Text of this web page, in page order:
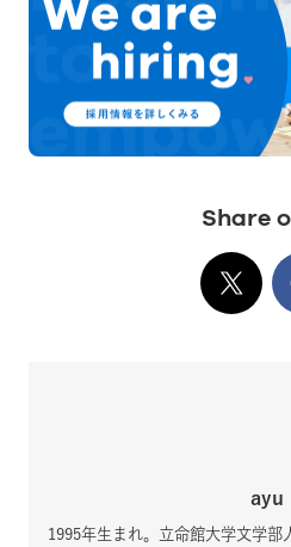
Share
Xで
ayu
1995年生まれ。立命館大学文学部